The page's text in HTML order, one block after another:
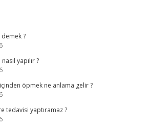
?
yapılır ?
öpmek ne anlama gelir ?
tedavisi yaptıramaz ?